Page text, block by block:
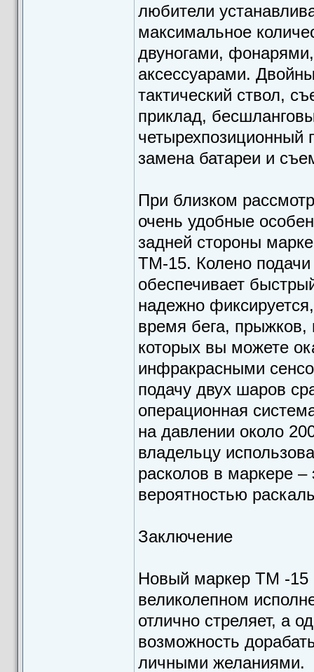
любители
максимальное
двуногами,
аксессуарами.
тактический ствол,
приклад,
четырехпозиционный
замена батареи и
При близком
очень удобные
задней стороны
TM-15. Колено подачи
обеспечивает
надежно
время бега, прыжков,
которых вы можете
инфракрасными
подачу двух шаров
операционная
на давлении около
владельцу
расколов в маркере
вероятностью
Заключение
Новый маркер TM -15
великолепном
отлично стреляет, а
возможность
личными желаниями.